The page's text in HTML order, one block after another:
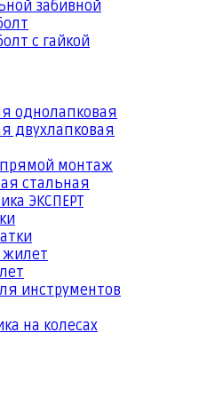
забивной
с гайкой
однолапковая
двухлапковая
монтаж
стальная
ЭКСПЕРТ
жилет
инструментов
на колесах